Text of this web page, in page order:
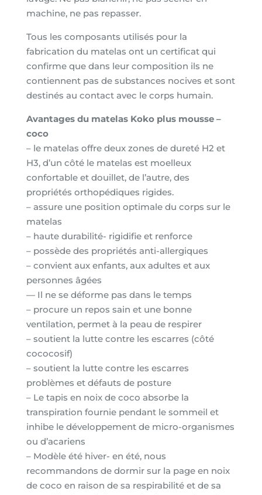
machine, ne pas repasser.
Tous les composants utilisés pour la
fabrication du matelas ont un certificat qui
confirme que dans leur composition ils ne
contiennent pas de substances nocives et sont
destinés au contact avec le corps humain.
Avantages du matelas Koko plus mousse –
coco
– le matelas offre deux zones de dureté H2 et
H3, d’un côté le matelas est moelleux
confortable et douillet, de l’autre, des
propriétés orthopédiques rigides.
– assure une position optimale du corps sur le
matelas
– haute durabilité- rigidifie et renforce
– possède des propriétés anti-allergiques
– convient aux enfants, aux adultes et aux
personnes âgées
— Il ne se déforme pas dans le temps
– procure un repos sain et une bonne
ventilation, permet à la peau de respirer
– soutient la lutte contre les escarres (côté
cococosif)
– soutient la lutte contre les escarres
problèmes et défauts de posture
– Le tapis en noix de coco absorbe la
transpiration fournie pendant le sommeil et
inhibe le développement de micro-organismes
ou d’acariens
– Modèle été hiver- en été, nous
recommandons de dormir sur la page en noix
de coco en raison de sa respirabilité et de sa